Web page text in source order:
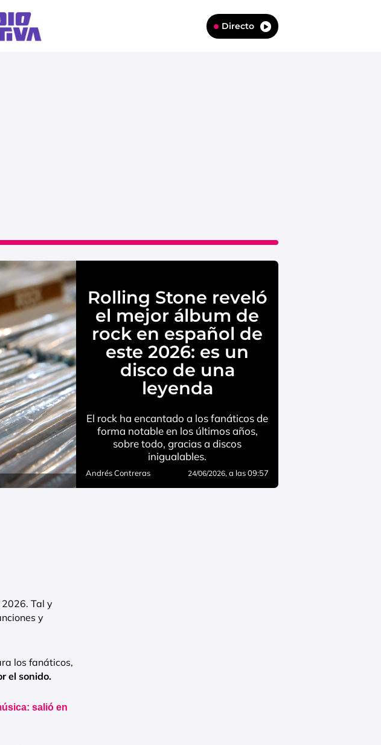
Directo
Rolling Stone reveló
el mejor álbum de
rock en español de
este 2026: es un
disco de una
leyenda
El rock ha encantado a los fanáticos de
forma notable en los últimos años,
sobre todo, gracias a discos
inigualables.
Andrés Contreras 24/06/2026, a las 09:57
Tal y
y
los fanáticos,
el sonido.
salió en